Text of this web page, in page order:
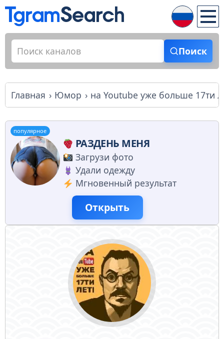
Поиск
Главная Юмор на Youtube уже больше 17ти
популярное
РАЗДЕНЬ МЕНЯ
Загрузи фото
Удали одежду
Мгновенный результат
Открыть